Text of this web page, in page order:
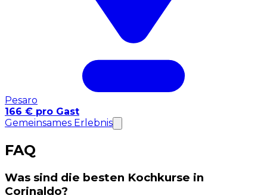
Pesaro
166 € pro Gast
Gemeinsames Erlebnis
FAQ
Was sind die besten Kochkurse in
Corinaldo?